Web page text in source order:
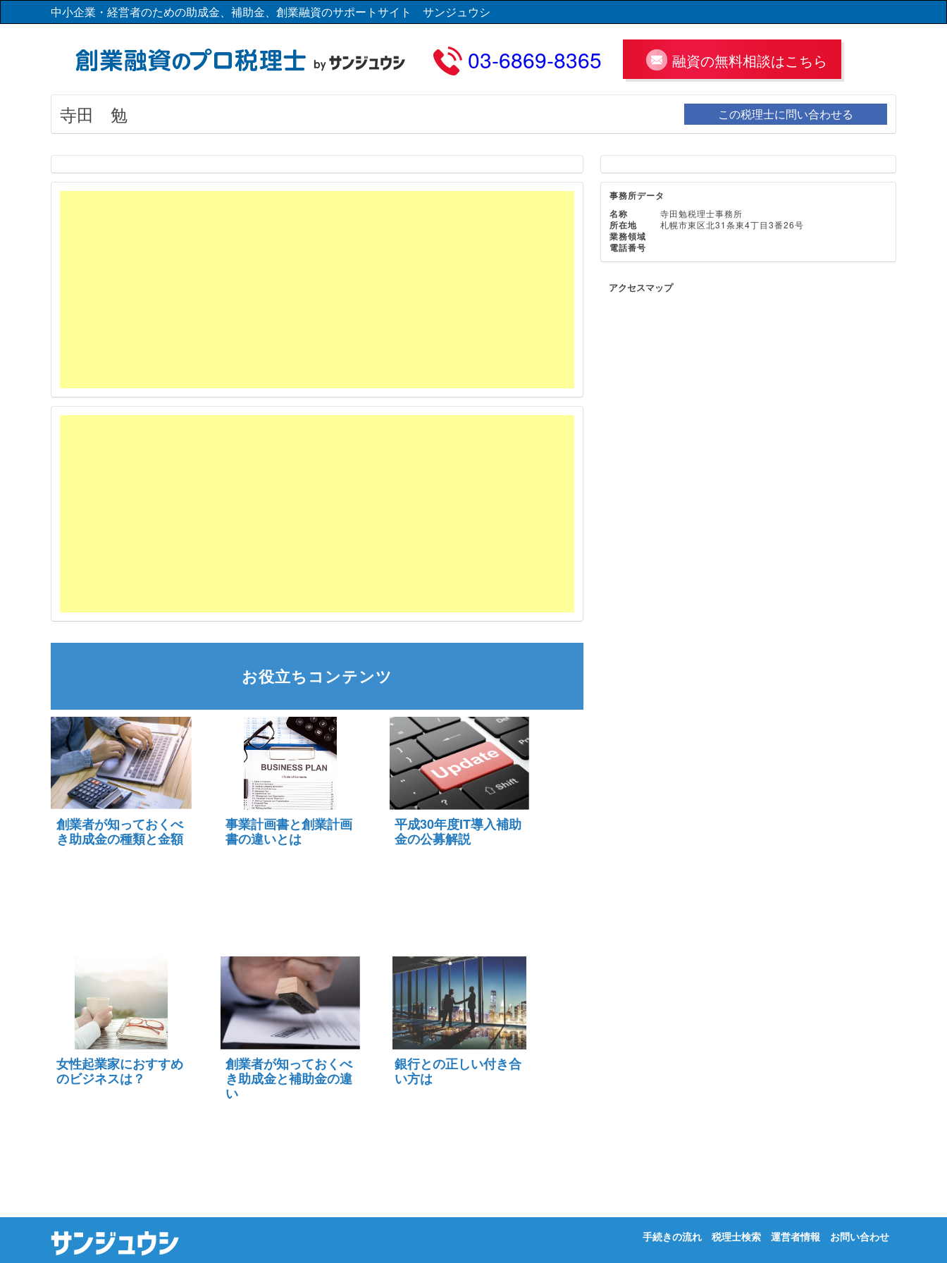
中小企業・経営者のための助成金、補助金、創業融資のサポートサイト サンジュウシ
03-6869-8365 融資の無料相談はこちら
寺田 勉 この税理士に問い合わせる
お役立ちコンテンツ
創業者が知っておくべ
き助成金の種類と金額
事業計画書と創業計画
書の違いとは
平成30年度IT導入補助
金の公募解説
女性起業家におすすめ
のビジネスは？
創業者が知っておくべ
き助成金と補助金の違
い
銀行との正しい付き合
い方は
事務所データ
名称
寺田勉税理士事務所
所在地 札幌市東区北31条東4丁目3番26号
業務領域
電話番号
アクセスマップ
手続きの流れ 税理士検索 運営者情報 お問い合わせ